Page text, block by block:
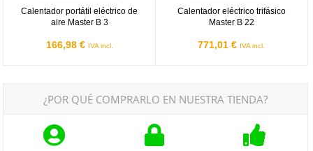
Calentador portátil eléctrico de
aire Master B 3
166,98 € IVA incl.
Calentador eléctrico trifásico
Master B 22
771,01 € IVA incl.
¿POR QUÉ COMPRARLO EN NUESTRA TIENDA?